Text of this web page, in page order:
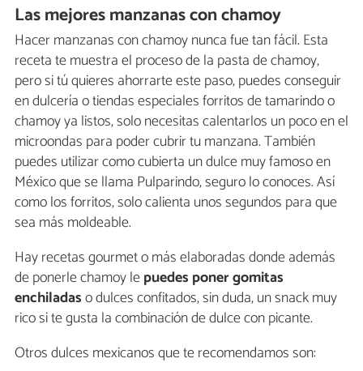
Las mejores manzanas con chamoy
Hacer manzanas con chamoy nunca fue tan fácil. Esta
receta te muestra el proceso de la pasta de chamoy,
pero si tú quieres ahorrarte este paso, puedes conseguir
en dulcería o tiendas especiales forritos de tamarindo o
chamoy ya listos, solo necesitas calentarlos un poco en el
microondas para poder cubrir tu manzana. También
puedes utilizar como cubierta un dulce muy famoso en
México que se llama Pulparindo, seguro lo conoces. Así
como los forritos, solo calienta unos segundos para que
sea más moldeable.
Hay recetas gourmet o más elaboradas donde además
de ponerle chamoy lepuedes poner gomitas
enchiladaso dulces confitados, sin duda, un snack muy
rico si te gusta la combinación de dulce con picante.
Otros dulces mexicanos que te recomendamos son: